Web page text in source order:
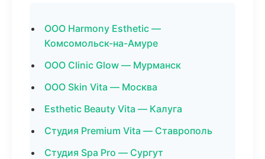
ООО Harmony Esthetic —
Комсомольск-на-Амуре
ООО Clinic Glow — Мурманск
ООО Skin Vita — Москва
Esthetic Beauty Vita — Калуга
Студия Premium Vita — Ставрополь
Студия Spa Pro — Сургут